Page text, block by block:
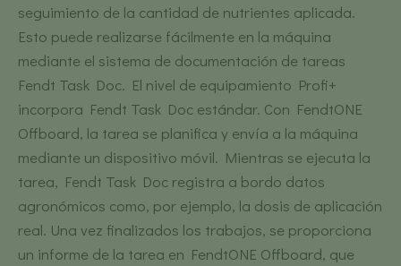
seguimiento de la cantidad de nutrientes aplicada.
Esto puede realizarse fácilmente en la máquina
mediante el sistema de documentación de tareas
Fendt Task Doc. El nivel de equipamiento Profi+
incorpora Fendt Task Doc estándar. Con FendtONE
Offboard, la tarea se planifica y envía a la máquina
mediante un dispositivo móvil. Mientras se ejecuta la
tarea, Fendt Task Doc registra a bordo datos
agronómicos como, por ejemplo, la dosis de aplicación
real. Una vez finalizados los trabajos, se proporciona
un informe de la tarea en FendtONE Offboard, que